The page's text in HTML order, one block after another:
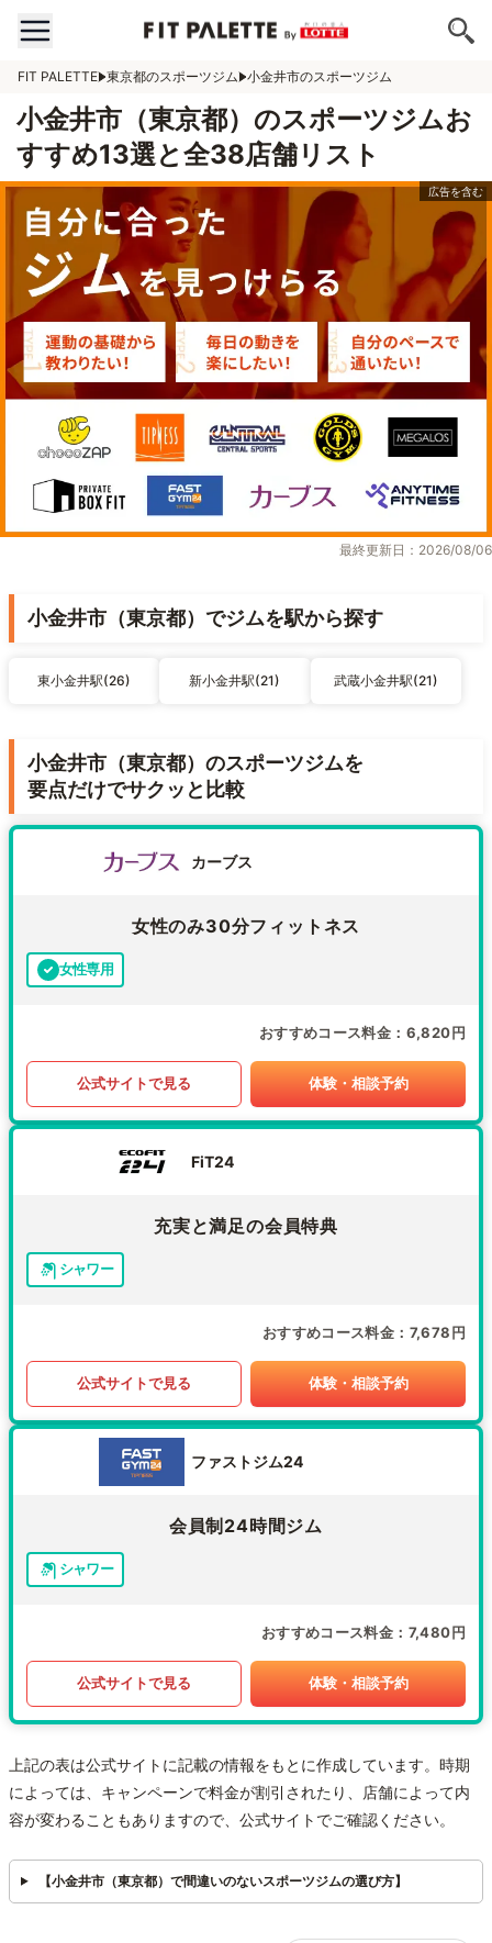
FIT PALETTE 東京都のスポーツジム 小金井市のスポーツジム
小金井市（東京都）のスポーツジムお
すすめ13選と全38店舗リスト
最終更新日：2026/08/06
小金井市（東京都）でジムを駅から探す
東小金井駅(26) 新小金井駅(21) 武蔵小金井駅(21)
小金井市（東京都）のスポーツジムを
要点だけでサクッと比較
カーブス
女性のみ30分フィットネス
女性専用
おすすめコース料金 6,820円
公式サイトで見る 体験・相談予約
FiT24
充実と満足の会員特典
シャワー
おすすめコース料金 7,678円
公式サイトで見る 体験・相談予約
ファストジム24
会員制24時間ジム
シャワー
おすすめコース料金 7,480円
公式サイトで見る 体験・相談予約
上記の表は公式サイトに記載の情報をもとに作成しています。時期
によっては、キャンペーンで料金が割引されたり、店舗によって内
容が変わることもありますので、公式サイトでご確認ください。
【小金井市（東京都）で間違いのないスポーツジムの選び方】